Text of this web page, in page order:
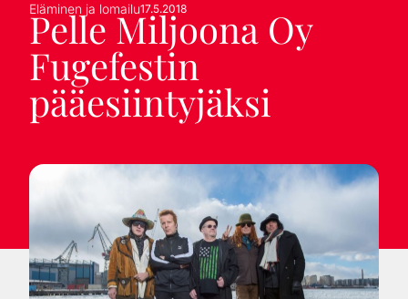
Eläminen ja lomailu17.5.2018
Pelle Miljoona Oy
Fugefestin
pääesiintyjäksi